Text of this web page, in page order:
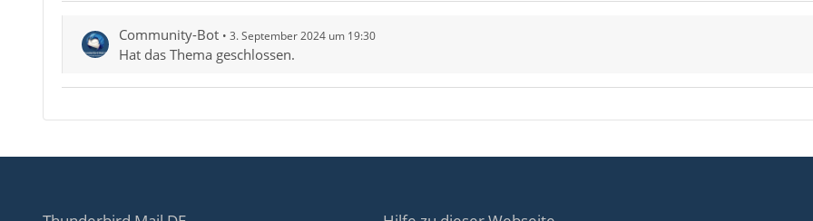
Community-Bot 3. September 2024 um 19:30
Hat das Thema geschlossen.